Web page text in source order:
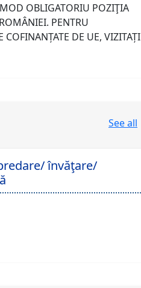
OBLIGATORIU POZIŢIA
PENTRU
COFINANȚATE DE UE, VIZITAȚI
See all
învăţare/